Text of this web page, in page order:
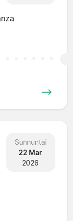
Sunnuntai
22 Mar
2026